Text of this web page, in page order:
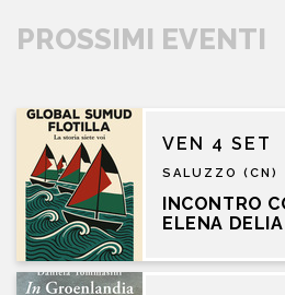
PROSSIMI EVENTI
VEN 4 SET
SALUZZO (CN)
INCONTRO
ELENA